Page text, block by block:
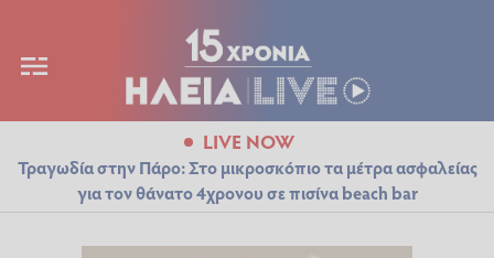
LIVE NOW
Τραγωδία στην Πάρο: Στο μικροσκόπιο τα μέτρα ασφαλείας
για τον θάνατο 4χρονου σε πισίνα beach bar